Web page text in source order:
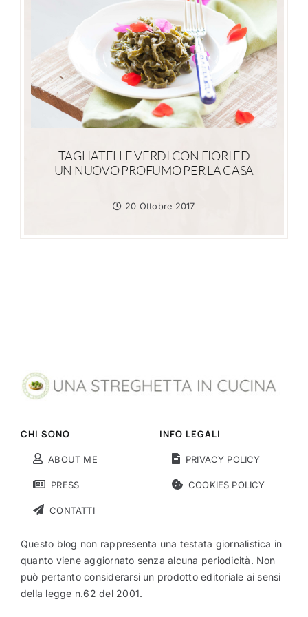
TAGLIATELLE VERDI CON FIORI ED
UN NUOVO PROFUMO PER LA CASA
20 Ottobre 2017
CHI SONO
ABOUT ME
PRESS
CONTATTI
INFO LEGALI
PRIVACY POLICY
COOKIES POLICY
Questo blog non rappresenta una testata giornalistica in
quanto viene aggiornato senza alcuna periodicità. Non
può pertanto considerarsi un prodotto editoriale ai sensi
della legge n.62 del 2001.